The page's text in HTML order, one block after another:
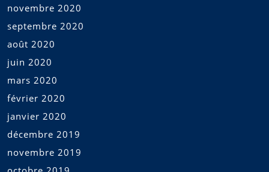
novembre 2020
septembre 2020
août 2020
juin 2020
mars 2020
février 2020
janvier 2020
décembre 2019
novembre 2019